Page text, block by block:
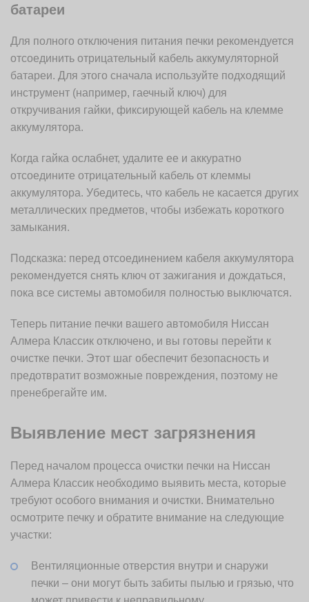
батареи
Для полного отключения питания печки рекомендуется
отсоединить отрицательный кабель аккумуляторной
батареи. Для этого сначала используйте подходящий
инструмент (например, гаечный ключ) для
откручивания гайки, фиксирующей кабель на клемме
аккумулятора.
Когда гайка ослабнет, удалите ее и аккуратно
отсоедините отрицательный кабель от клеммы
аккумулятора. Убедитесь, что кабель не касается других
металлических предметов, чтобы избежать короткого
замыкания.
Подсказка: перед отсоединением кабеля аккумулятора
рекомендуется снять ключ от зажигания и дождаться,
пока все системы автомобиля полностью выключатся.
Теперь питание печки вашего автомобиля Ниссан
Алмера Классик отключено, и вы готовы перейти к
очистке печки. Этот шаг обеспечит безопасность и
предотвратит возможные повреждения, поэтому не
пренебрегайте им.
Выявление мест загрязнения
Перед началом процесса очистки печки на Ниссан
Алмера Классик необходимо выявить места, которые
требуют особого внимания и очистки. Внимательно
осмотрите печку и обратите внимание на следующие
участки:
Вентиляционные отверстия внутри и снаружи
печки – они могут быть забиты пылью и грязью, что